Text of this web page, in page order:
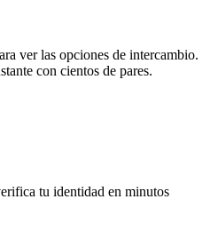
ver las opciones de intercambio.
con cientos de pares.
tu identidad en minutos